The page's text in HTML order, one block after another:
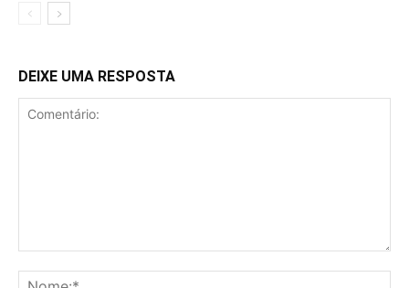
DEIXE UMA RESPOSTA